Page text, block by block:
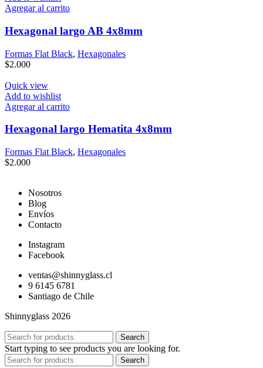
Agregar al carrito
Hexagonal largo AB 4x8mm
Formas Flat Black, Hexagonales
$2.000
Quick view
Add to wishlist
Agregar al carrito
Hexagonal largo Hematita 4x8mm
Formas Flat Black, Hexagonales
$2.000
Nosotros
Blog
Envíos
Contacto
Instagram
Facebook
ventas@shinnyglass.cl
9 6145 6781
Santiago de Chile
Shinnyglass 2026
Search
Start typing to see products you are looking for.
Search